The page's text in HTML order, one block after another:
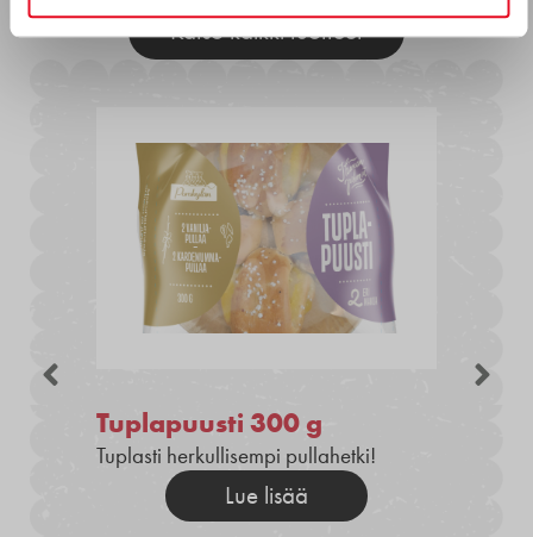
Katso kaikki tuotteet
Tuplapuusti 300 g
Tuplasti herkullisempi pullahetki!
Lue lisää